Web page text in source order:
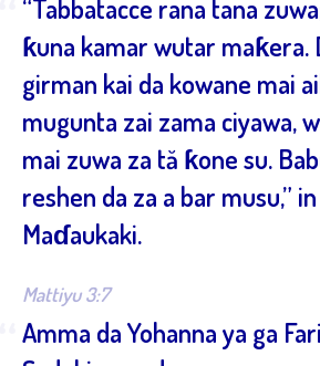
“Tabbatacce rana tana
ƙuna kamar wutar maƙera.
girman kai da kowane mai
mugunta zai zama ciyawa,
mai zuwa za tă ƙone su.
reshen da za a bar musu,”
Maɗaukaki.
Mattiyu 3:7
Amma da Yohanna ya ga